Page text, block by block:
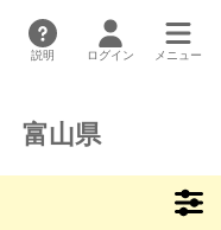
説明 ログイン メニュー
富山県